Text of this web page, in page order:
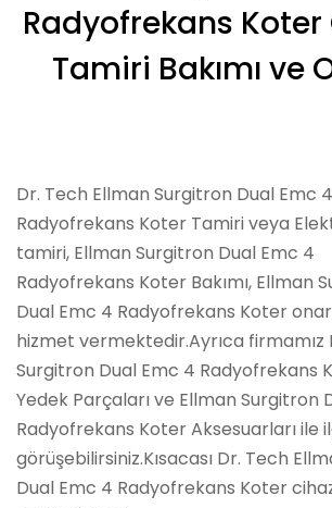
Radyofrekans Koter
Tamiri Bakımı ve
Dr. Tech Ellman Surgitron Dual Emc 4
Radyofrekans Koter Tamiri veya
tamiri, Ellman Surgitron Dual Emc 4
Radyofrekans Koter Bakımı, Ellman
Dual Emc 4 Radyofrekans Koter
hizmet vermektedir.Ayrıca firmamız
Surgitron Dual Emc 4 Radyofrekans
Yedek Parçaları ve Ellman Surgitron
Radyofrekans Koter Aksesuarları ile
görüşebilirsiniz.Kısacası Dr. Tech
Dual Emc 4 Radyofrekans Koter